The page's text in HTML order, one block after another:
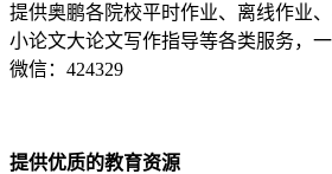
提供奥鹏各院校平时作业、离线作业
小论文大论文写作指导等各类服务，
微信：424329
提供优质的教育资源